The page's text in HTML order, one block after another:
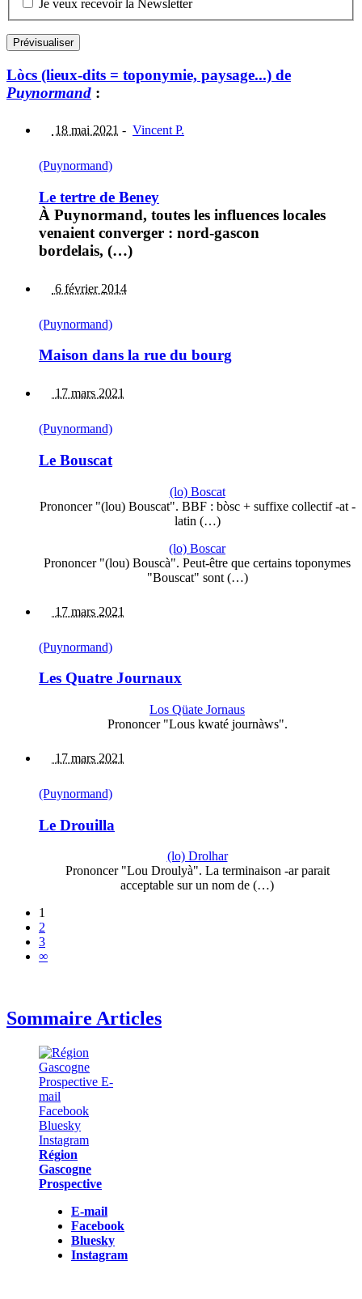
Je veux recevoir la Newsletter
Lòcs (lieux-dits = toponymie, paysage...) de
Puynormand :
18 mai 2021 - Vincent P.
(Puynormand)
Le tertre de Beney
À Puynormand, toutes les influences locales
venaient converger : nord-gascon
bordelais, (…)
6 février 2014
(Puynormand)
Maison dans la rue du bourg
17 mars 2021
(Puynormand)
Le Bouscat
(lo) Boscat
Prononcer "(lou) Bouscat". BBF : bòsc + suffixe collectif -at -
latin (…)
(lo) Boscar
Prononcer "(lou) Bouscà". Peut-être que certains toponymes
"Bouscat" sont (…)
17 mars 2021
(Puynormand)
Les Quatre Journaux
Los Qüate Jornaus
Prononcer "Lous kwaté journàws".
17 mars 2021
(Puynormand)
Le Drouilla
(lo) Drolhar
Prononcer "Lou Droulyà". La terminaison -ar parait
acceptable sur un nom de (…)
1
2
3
∞
Sommaire Articles
Région
Gascogne
Prospective
E-mail
Facebook
Bluesky
Instagram